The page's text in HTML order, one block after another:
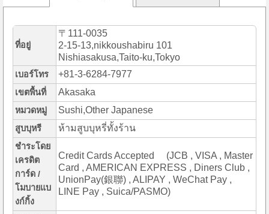
ที่อยู่
〒111-0035
2-15-13,nikkoushabiru 101
Nishiasakusa,Taito-ku,Tokyo
เบอร์โทร +81-3-6284-7977
เขตพื้นที่ Akasaka
หมวดหมู่ Sushi,Other Japanese
สูบบุหรี ห้ามสูบบุหรี่ทั้งร้าน
ชำระโดย
เครดิต
การ์ด /
โมบายแบ
งก์กิ้ง
Credit Cards Accepted (JCB , VISA , Master
Card , AMERICAN EXPRESS , Diners Club ,
UnionPay(銀聯) , ALIPAY , WeChat Pay ,
LINE Pay , Suica/PASMO)